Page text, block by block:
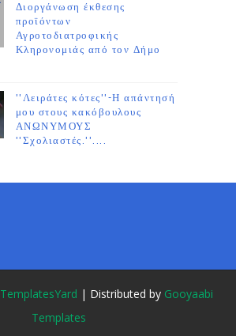
Διοργάνωση έκθεσης
προϊόντων
Αγροτοδιατροφικής
Κληρονομιάς από τον Δήμο
''Λειράτες κότες''-Η απάντησή
μου στους κακόβουλους
ΑΝΩΝΥΜΟΥΣ
''Σχολιαστές.''....
TemplatesYard | Distributed by Gooyaabi
Templates